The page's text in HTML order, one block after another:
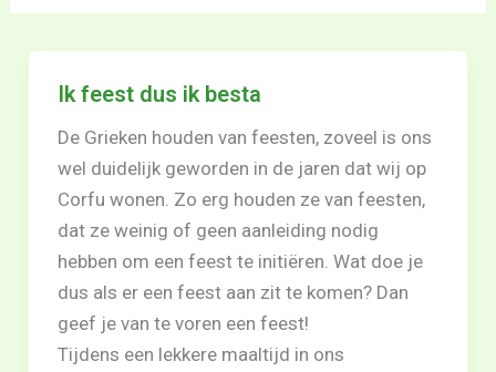
Ik feest dus ik besta
De Grieken houden van feesten, zoveel is ons
wel duidelijk geworden in de jaren dat wij op
Corfu wonen. Zo erg houden ze van feesten,
dat ze weinig of geen aanleiding nodig
hebben om een feest te initiëren. Wat doe je
dus als er een feest aan zit te komen? Dan
geef je van te voren een feest!
Tijdens een lekkere maaltijd in ons